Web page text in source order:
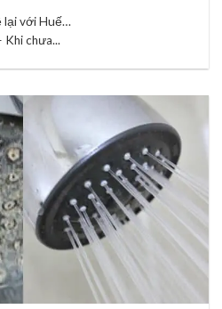
lại với Huế…
Khi chưa...